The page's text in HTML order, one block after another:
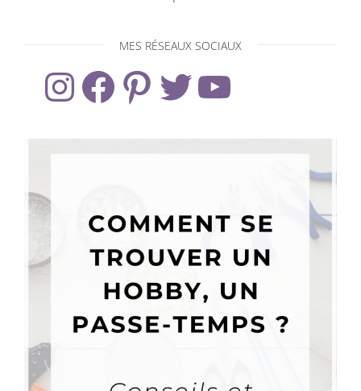
MES RÉSEAUX SOCIAUX
InstagramFacebookPinterestTwitter YouTube